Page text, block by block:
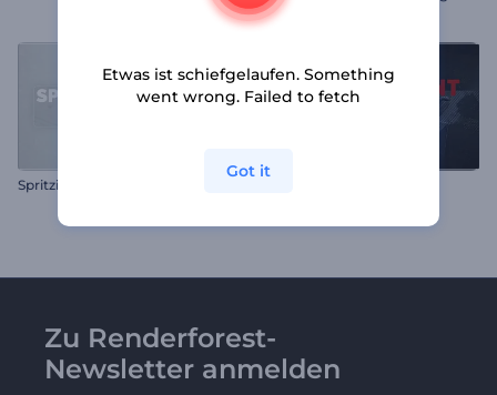
Spritzige Partikel-Slideshow
Zu Renderforest-
Newsletter anmelden
Etwas ist schiefgelaufen. Something
went wrong. Failed to fetch
Got it